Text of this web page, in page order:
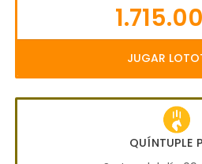
JUGAR
QUÍNTUPLE